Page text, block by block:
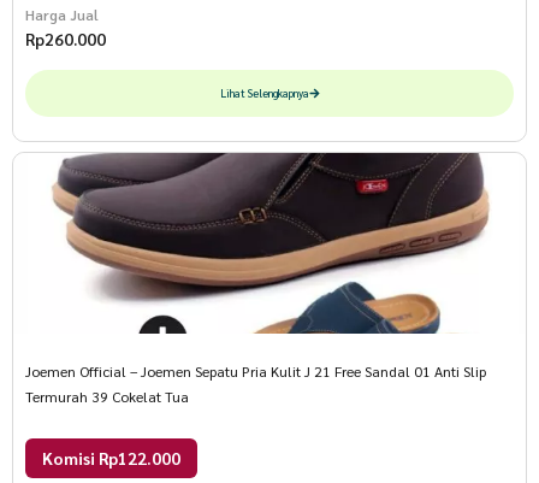
Harga Jual
Rp260.000
Lihat Selengkapnya
Joemen Official – Joemen Sepatu Pria Kulit J 21 Free Sandal 01 Anti Slip
Termurah 39 Cokelat Tua
Komisi Rp122.000